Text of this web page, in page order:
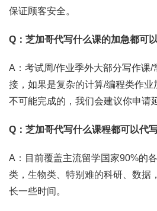
保证顾客安全。
Q：芝加哥代写什么课的加急都可
A：考试周/作业季外大部分写作课/
接，如果是复杂的计算/编程类作业
不可能完成的，我们会建议你申请
Q：芝加哥代写什么课程都可以代
A：目前覆盖主流留学国家90%的
类，生物类、特别难的科研、数据
长一些时间。